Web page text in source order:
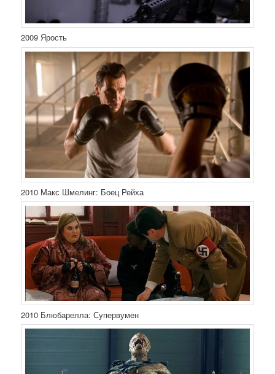
2009 Ярость
2010 Макс Шмелинг: Боец Рейха
2010 Блюбарелла: Супервумен